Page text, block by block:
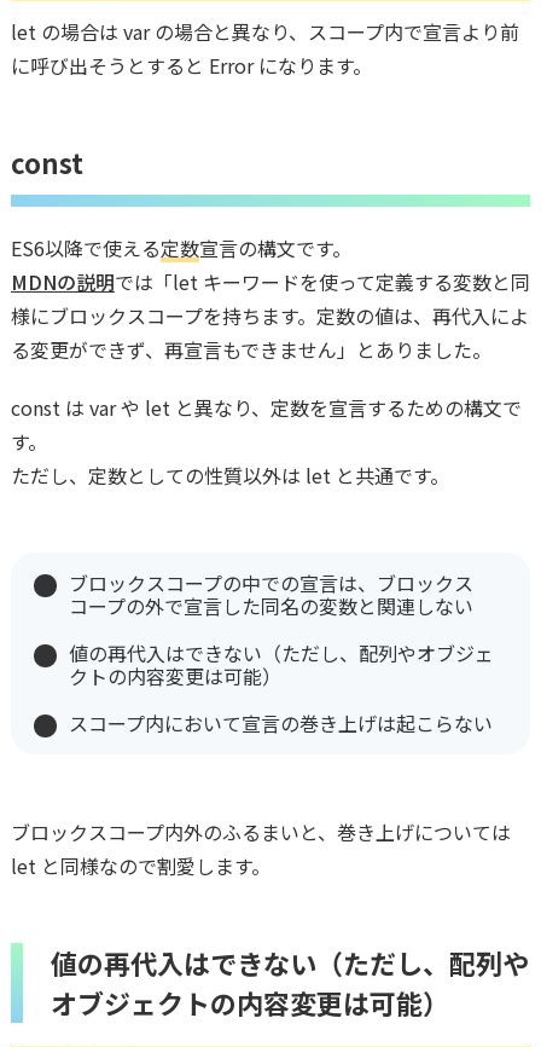
let の場合は var の場合と異なり、スコープ内で宣言より前
に呼び出そうとすると Error になります。
const
ES6以降で使える定数宣言の構文です。
MDNの説明では「let キーワードを使って定義する変数と同
様にブロックスコープを持ちます。定数の値は、再代入によ
る変更ができず、再宣言もできません」とありました。
const は var や let と異なり、定数を宣言するための構文で
す。
ただし、定数としての性質以外は let と共通です。
ブロックスコープの中での宣言は、ブロックス
コープの外で宣言した同名の変数と関連しない
値の再代入はできない（ただし、配列やオブジェ
クトの内容変更は可能）
スコープ内において宣言の巻き上げは起こらない
ブロックスコープ内外のふるまいと、巻き上げについては
let と同様なので割愛します。
値の再代入はできない（ただし、配列や
オブジェクトの内容変更は可能）